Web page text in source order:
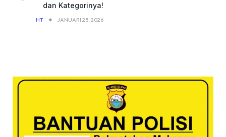
dan Kategorinya!
HT JANUARI 25, 2026